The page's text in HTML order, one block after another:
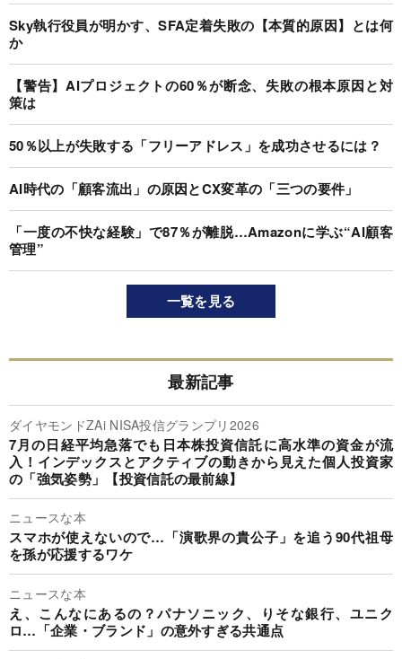
Sky執行役員が明かす、SFA定着失敗の【本質的原因】とは何
か
【警告】AIプロジェクトの60％が断念、失敗の根本原因と対
策は
50％以上が失敗する「フリーアドレス」を成功させるには？
AI時代の「顧客流出」の原因とCX変革の「三つの要件」
「一度の不快な経験」で87％が離脱…Amazonに学ぶ“AI顧客
管理”
一覧を見る
最新記事
ダイヤモンドZAi NISA投信グランプリ2026
7月の日経平均急落でも日本株投資信託に高水準の資金が流
入！インデックスとアクティブの動きから見えた個人投資家
の「強気姿勢」【投資信託の最前線】
ニュースな本
スマホが使えないので…「演歌界の貴公子」を追う90代祖母
を孫が応援するワケ
ニュースな本
え、こんなにあるの？パナソニック、りそな銀行、ユニク
ロ…「企業・ブランド」の意外すぎる共通点